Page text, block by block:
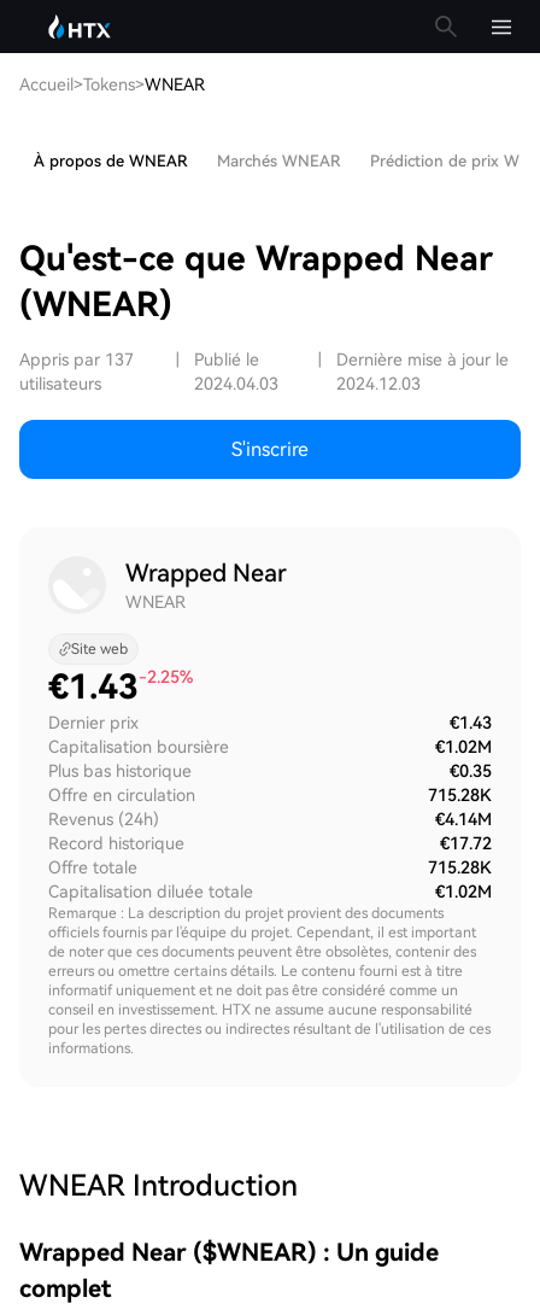
Accueil>Tokens>WNEAR
À propos de WNEAR Marchés WNEAR Prédiction de prix
Qu'est-ce que Wrapped Near
(WNEAR)
Appris par 137
utilisateurs
Publié le
2024.04.03
Dernière mise à jour le
2024.12.03
S'inscrire
Wrapped Near
WNEAR
Site web
€1.43-2.25%
Dernier prix
€1.43
Capitalisation boursière
€1.02M
Plus bas historique
€0.35
Offre en circulation
715.28K
Revenus (24h)
€4.14M
Record historique
€17.72
Offre totale
715.28K
Capitalisation diluée totale
€1.02M
Remarque : La description du projet provient des documents
officiels fournis par l'équipe du projet. Cependant, il est important
de noter que ces documents peuvent être obsolètes, contenir des
erreurs ou omettre certains détails. Le contenu fourni est à titre
informatif uniquement et ne doit pas être considéré comme un
conseil en investissement. HTX ne assume aucune responsabilité
pour les pertes directes ou indirectes résultant de l'utilisation de ces
informations.
WNEAR Introduction
Wrapped Near ($WNEAR) : Un guide
complet